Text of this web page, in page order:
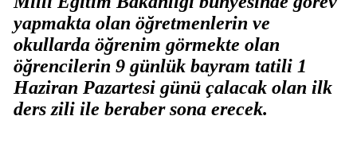
yapmakta olan öğretmenlerin ve
okullarda öğrenim görmekte olan
öğrencilerin 9 günlük bayram tatili 1
Haziran Pazartesi günü çalacak olan ilk
ders zili ile beraber sona erecek.